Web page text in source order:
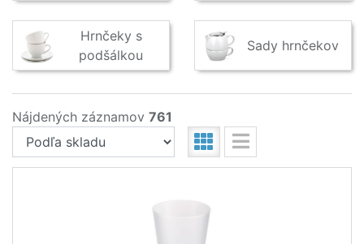
Hrnčeky s
podšálkou
Sady hrnčekov
Nájdených záznamov 761